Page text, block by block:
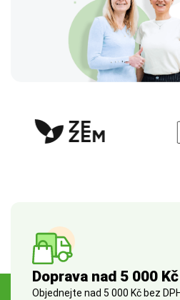
Doprava nad 5 000
Objednejte nad 5 000 Kč bez